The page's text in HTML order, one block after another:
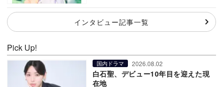
インタビュー記事一覧
Pick Up!
国内ドラマ 2026.08.02
白石聖、デビュー10年目を迎えた現
在地